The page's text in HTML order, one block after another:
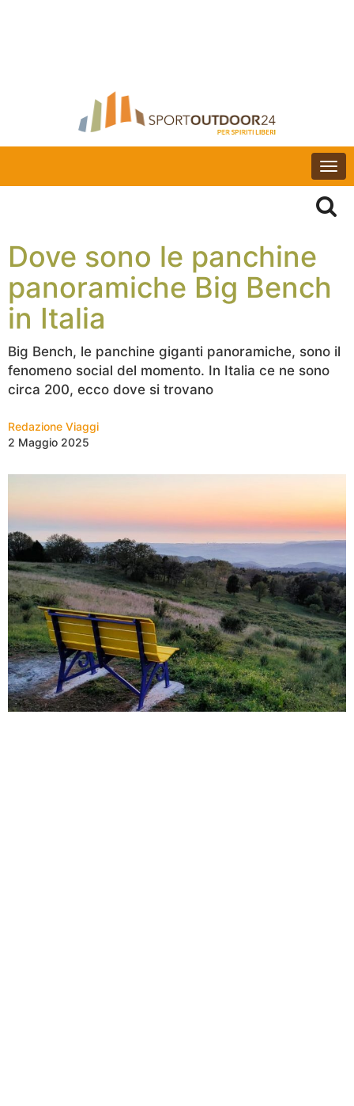
Dove sono le panchine
panoramiche Big Bench
in Italia
Big Bench, le panchine giganti panoramiche, sono il
fenomeno social del momento. In Italia ce ne sono
circa 200, ecco dove si trovano
Redazione Viaggi
2 Maggio 2025